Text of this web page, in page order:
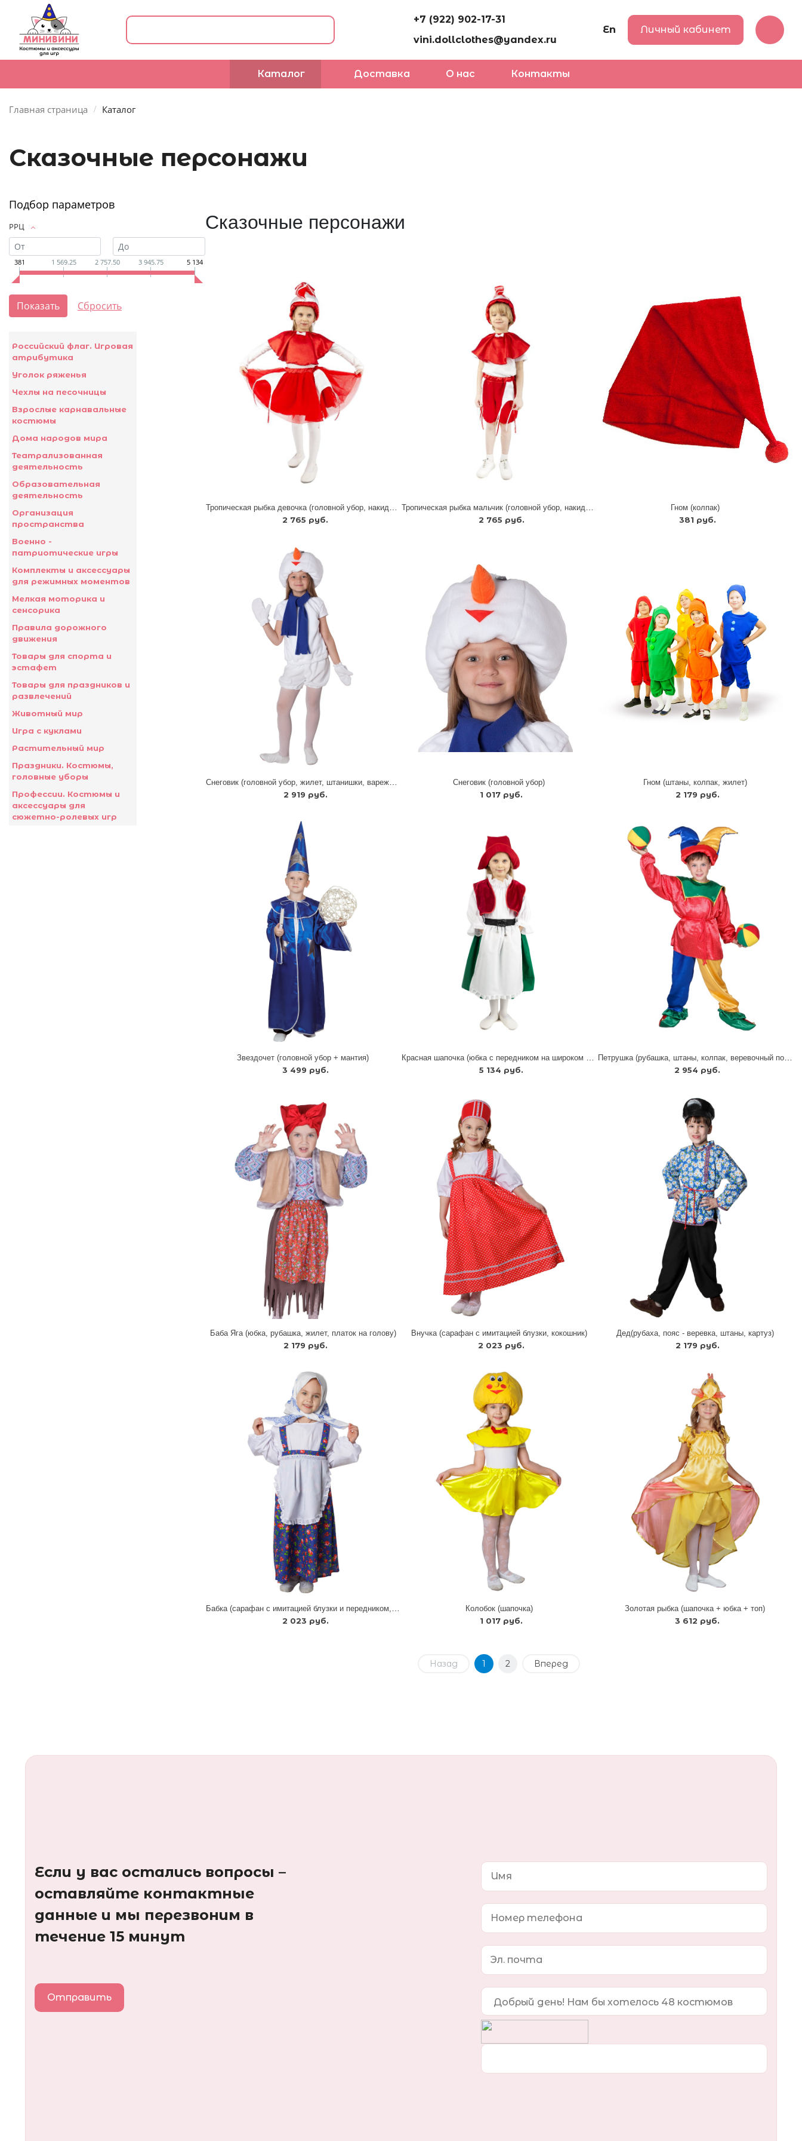
+7 (922) 902-17-31
vini.dollclothes@yandex.ru
En Личный кабинет
Каталог Доставка О нас Контакты
Главная страница Каталог
Сказочные персонажи
Подбор параметров
РРЦ
381 1 569.25 2 757.50 3 945.75 5 134
Российский флаг. Игровая
атрибутика
Уголок ряженья
Чехлы на песочницы
Взрослые карнавальные
костюмы
Дома народов мира
Театрализованная
деятельность
Образовательная
деятельность
Организация
пространства
Военно -
патриотические игры
Комплекты и аксессуары
для режимных моментов
Мелкая моторика и
сенсорика
Правила дорожного
движения
Товары для спорта и
эстафет
Товары для праздников и
развлечений
Животный мир
Игра с куклами
Растительный мир
Праздники. Костюмы,
головные уборы
Профессии. Костюмы и
аксессуары для
сюжетно-ролевых игр
Сказочные персонажи
2 765 руб.
2 765 руб.
Гном (колпак)
381 руб.
Снеговик (головной убор, жилет, штанишки, варежки, шарфик)
2 919 руб.
Снеговик (головной убор)
1 017 руб.
Гном (штаны, колпак, жилет)
2 179 руб.
Звездочет (головной убор + мантия)
3 499 руб.
Красная шапочка (юбка с передником на широком поясе с имитацией корсета
5 134 руб.
Петрушка (рубашка, штаны, колпак, веревочный поясок)
2 954 руб.
Баба Яга (юбка, рубашка, жилет, платок на голову)
2 179 руб.
Внучка (сарафан с имитацией блузки, кокошник)
2 023 руб.
Дед(рубаха, пояс - веревка, штаны, картуз)
2 179 руб.
2 023 руб.
Колобок (шапочка)
1 017 руб.
Золотая рыбка (шапочка + юбка + топ)
3 612 руб.
Назад 1 2 Вперед
Если у вас остались вопросы –
оставляйте контактные
данные и мы перезвоним в
течение 15 минут